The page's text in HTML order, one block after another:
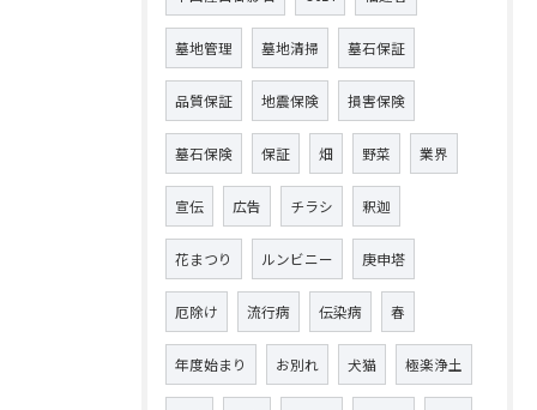
墓地管理 墓地清掃 墓石保証
品質保証 地震保険 損害保険
墓石保険 保証 畑 野菜 業界
宣伝 広告 チラシ 釈迦
花まつり ルンビニー 庚申塔
厄除け 流行病 伝染病 春
年度始まり お別れ 犬猫 極楽浄土